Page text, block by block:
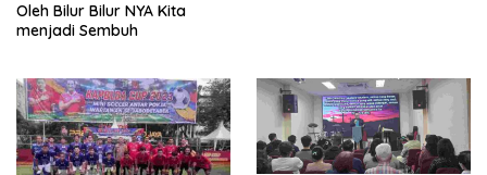
Oleh Bilur Bilur NYA Kita
menjadi Sembuh